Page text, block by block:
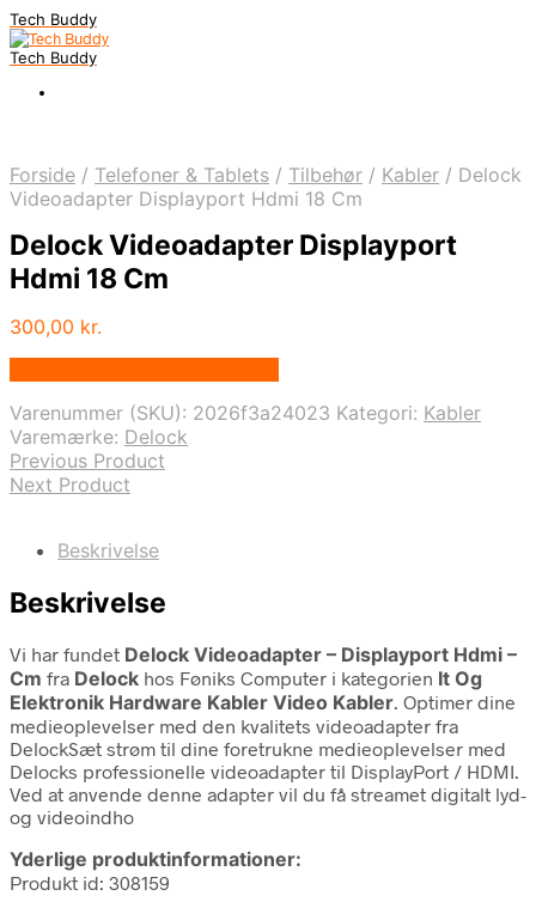
Tech Buddy
Tech Buddy
Forside / Telefoner & Tablets / Tilbehør / Kabler / Delock
Videoadapter Displayport Hdmi 18 Cm
Delock Videoadapter Displayport
Hdmi 18 Cm
300,00 kr.
Varenummer (SKU): 2026f3a24023 Kategori: Kabler
Varemærke: Delock
Previous Product
Next Product
Beskrivelse
Beskrivelse
Vi har fundet Delock Videoadapter – Displayport Hdmi –
Cm fra Delock hos Føniks Computer i kategorien It Og
Elektronik Hardware Kabler Video Kabler. Optimer dine
medieoplevelser med den kvalitets videoadapter fra
DelockSæt strøm til dine foretrukne medieoplevelser med
Delocks professionelle videoadapter til DisplayPort / HDMI.
Ved at anvende denne adapter vil du få streamet digitalt lyd-
og videoindho
Yderlige produktinformationer:
Produkt id: 308159